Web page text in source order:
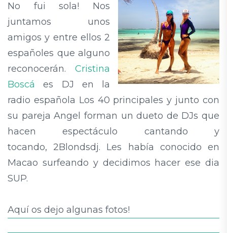
No fui sola! Nos
juntamos unos
amigos y entre ellos 2
españoles que alguno
reconocerán. Cristina
Boscá es DJ en la
radio española Los 40 principales y junto con
su pareja Angel forman undueto de DJs que
hacen espectáculo cantando y
tocando, 2Blondsdj. Les había conocido en
Macao surfeando y decidimos hacer ese dia
SUP.
Aquí os dejo algunas fotos!